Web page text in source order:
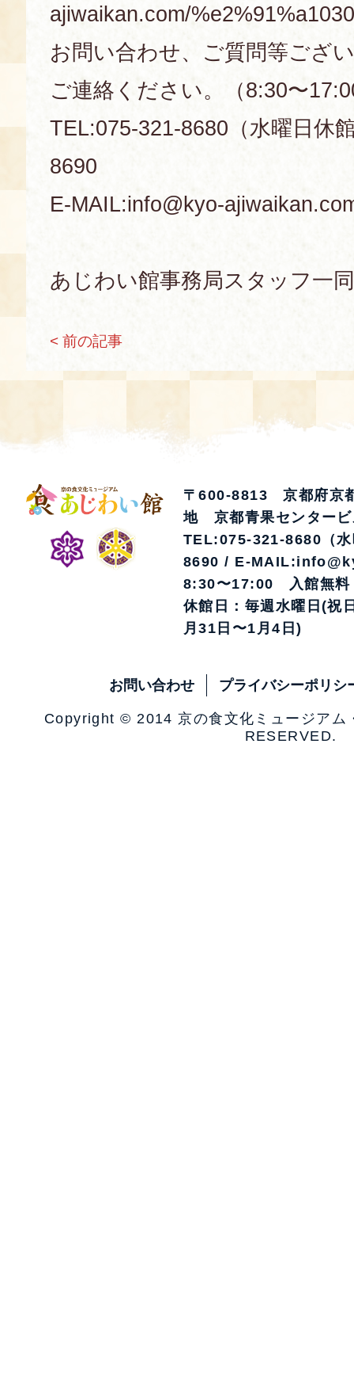
ajiwaikan.com/
お問い合わせ、ご質問等ござ
ご連絡ください。（8:30〜
TEL:075-321-8680（水曜日休
8690
E-MAIL:info@kyo-
あじわい館事務局スタッフ一同
< 前の記事
〒600-8813 京都府京
地 京都青果センタービ
TEL:075-321-8680（
8690 / E-
8:30〜17:00 入館無料
休館日：毎週水曜日(祝
月31日〜1月4日)
お問い合わせ プライバシーポリシ
Copyright © 2014 京の食文化ミュージア
RESERVED.